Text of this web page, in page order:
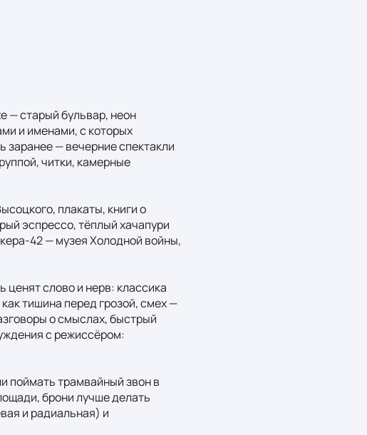
— старый бульвар, неон
и именами, с которых
— вечерние спектакли
читки, камерные
плакаты, книги о
эспрессо, тёплый хачапури
42 — музея Холодной войны,
слово и нерв: классика
тишина перед грозой, смех —
о смыслах, быстрый
с режиссёром:
поймать трамвайный звон в
брони лучше делать
и радиальная) и